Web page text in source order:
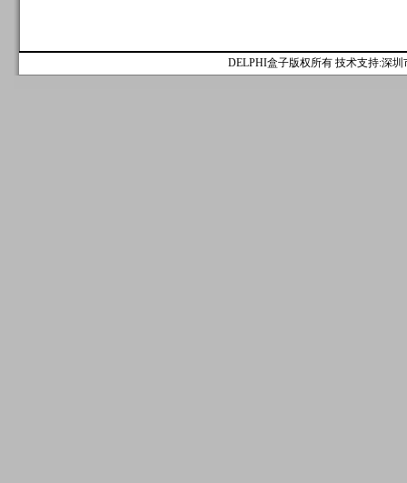
DELPHI盒子版权所有 技术支持:深